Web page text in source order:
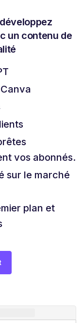
un contenu de
vos abonnés.
sur le marché
plan et